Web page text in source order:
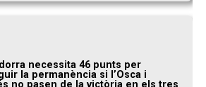
necessita 46 punts per
la permanència si l’Osca i
no pasen de la victòria en els tres